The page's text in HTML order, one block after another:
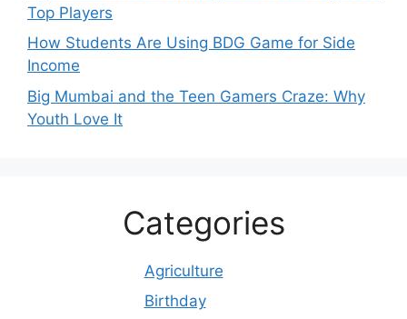
Top Players
How Students Are Using BDG Game for Side
Income
Big Mumbai and the Teen Gamers Craze: Why
Youth Love It
Categories
Agriculture
Birthday